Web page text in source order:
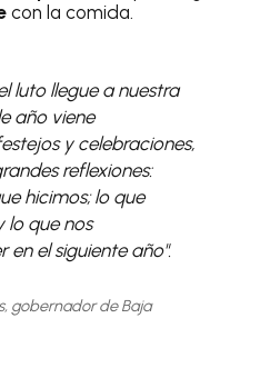
con la comida.
luto llegue a nuestra
año viene
y celebraciones,
reflexiones:
hicimos; lo que
lo que nos
en el siguiente año".
gobernador de Baja